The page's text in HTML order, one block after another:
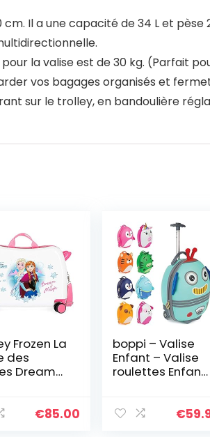
Il a une capacité de 34 L et pèse
la valise est de 30 kg. (Parfait
vos bagages organisés et
sur le trolley, en bandoulière
Frozen La
des
Dream
€85.00
boppi – Valise
Enfant – Valise
roulettes Enfant
Garcon & Fille –
€